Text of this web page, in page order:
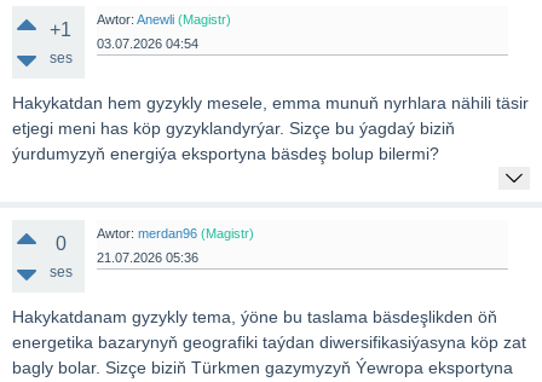
+1
ses
Awtor: Anewli (Magistr)
03.07.2026 04:54
Hakykatdan hem gyzykly mesele, emma munuň nyrhlara nähili täsir
etjegi meni has köp gyzyklandyrýar. Sizçe bu ýagdaý biziň
ýurdumyzyň energiýa eksportyna bäsdeş bolup bilermi?
0
ses
Awtor: merdan96 (Magistr)
21.07.2026 05:36
Hakykatdanam gyzykly tema, ýöne bu taslama bäsdeşlikden öň
energetika bazarynyň geografiki taýdan diwersifikasiýasyna köp zat
bagly bolar. Sizçe biziň Türkmen gazymyzyň Ýewropa eksportyna